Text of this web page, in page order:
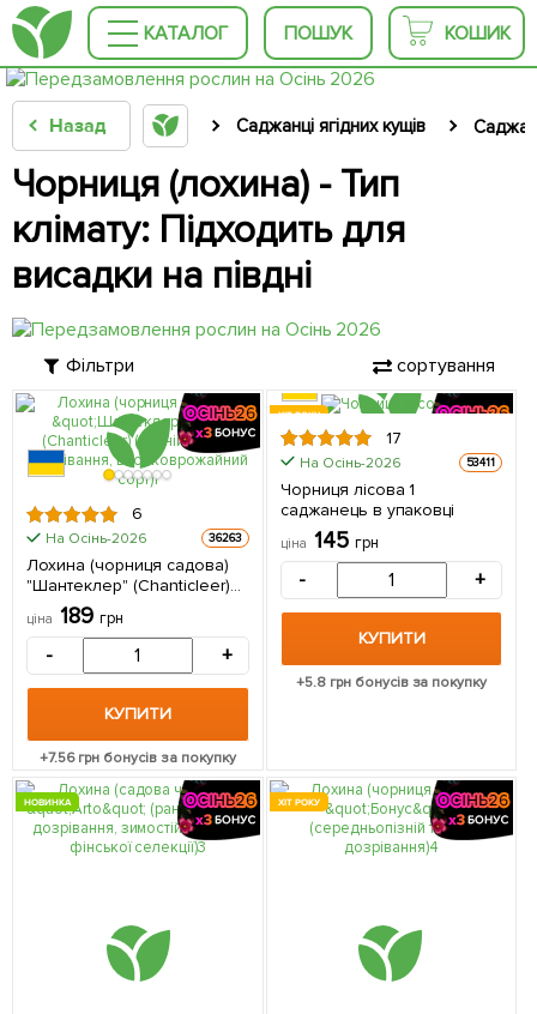
КАТАЛОГ ПОШУК КОШИК
Назад Саджанці ягідних кущів
Чорниця (лохина) - Тип
клімату: Підходить для
висадки на півдні
Фільтри сортування
6
На Осінь-2026 36263
Лохина (чорниця садова)
"Шантеклер" (Chanticleer)
(ранній термін дозрівання,
високоврожайний сорт) 1
саджанець в упаковці
ціна 189 грн
- +
КУПИТИ
+7.56грн бонусів за покупку
ХІТ РОКУ
17
На Осінь-2026 53411
Чорниця лісова 1
саджанець в упаковці
ціна 145 грн
- +
КУПИТИ
+5.8грн бонусів за покупку
НОВИНКА ХІТ РОКУ